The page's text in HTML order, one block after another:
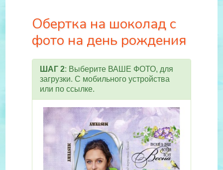
Обертка на шоколад с
фото на день рождения
ШАГ 2: Выберите ВАШЕ ФОТО, для
загрузки. С мобильного устройства
или по ссылке.